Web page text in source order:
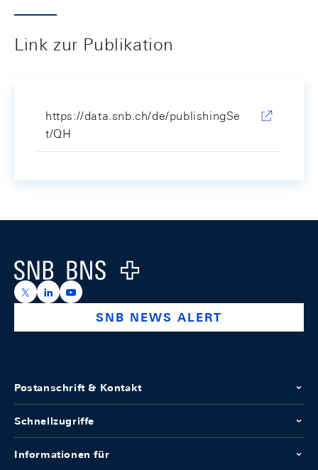
Link zur Publikation
https://data.snb.ch/de/publishingSe
t/QH
Logo
https://x.com/snb_bns
https://ch.linkedin.com/company/swiss-national-
https://www.youtube.com/@swissnationalbank
SNB NEWS ALERT
Postanschrift & Kontakt
Schnellzugriffe
Informationen für